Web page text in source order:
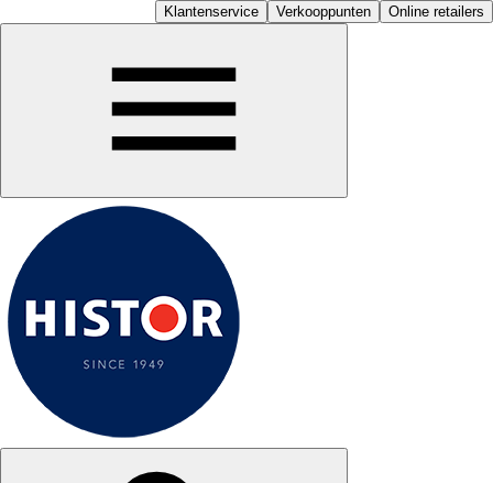
Klantenservice Verkooppunten Online retailers